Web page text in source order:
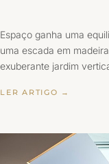
Espaço ganha uma
uma escada em
exuberante jardim
LER ARTIGO →